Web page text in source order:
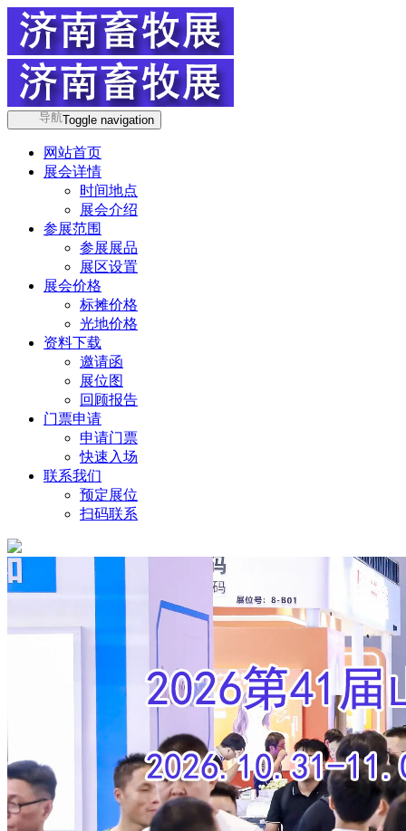
导航Toggle navigation
网站首页
展会详情
时间地点
展会介绍
参展范围
参展展品
展区设置
展会价格
标摊价格
光地价格
资料下载
邀请函
展位图
回顾报告
门票申请
申请门票
快速入场
联系我们
预定展位
扫码联系